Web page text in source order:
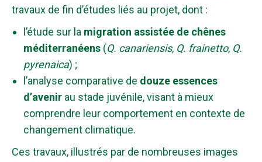
travaux de fin d’études liés au projet, dont :
l’étude sur la migration assistée de chênes
méditerranéens (Q. canariensis, Q. frainetto, Q.
pyrenaica) ;
l’analyse comparative de douze essences
d’avenir au stade juvénile, visant à mieux
comprendre leur comportement en contexte de
changement climatique.
Ces travaux, illustrés par de nombreuses images